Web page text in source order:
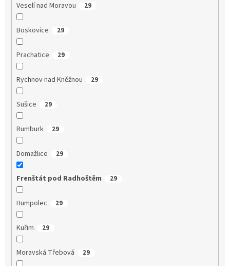
Veselí nad Moravou 29
Boskovice 29
Prachatice 29
Rychnov nad Kněžnou 29
Sušice 29
Rumburk 29
Domažlice 29
Frenštát pod Radhoštěm 29
Humpolec 29
Kuřim 29
Moravská Třebová 29